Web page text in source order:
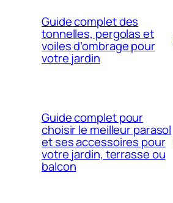
Guide complet des
tonnelles, pergolas et
voiles d’ombrage pour
votre jardin
Guide complet pour
choisir le meilleur parasol
et ses accessoires pour
votre jardin, terrasse ou
balcon